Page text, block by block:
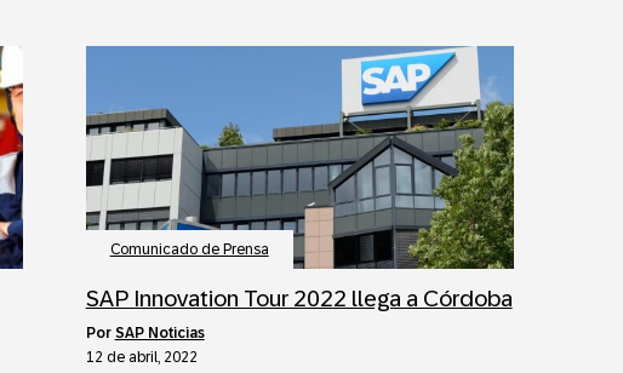
Comunicado de Prensa
SAP Innovation Tour 2022 llega a Córdoba
por SAP Noticias
12 de abril, 2022